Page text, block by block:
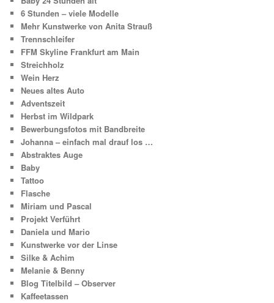
6 Stunden – viele Modelle
Mehr Kunstwerke von Anita Strauß
Trennschleifer
FFM Skyline Frankfurt am Main
Streichholz
Wein Herz
Neues altes Auto
Adventszeit
Herbst im Wildpark
Bewerbungsfotos mit Bandbreite
Johanna – einfach mal drauf los …
Abstraktes Auge
Baby
Tattoo
Flasche
Miriam und Pascal
Projekt Verführt
Daniela und Mario
Kunstwerke vor der Linse
Silke & Achim
Melanie & Benny
Blog Titelbild – Observer
Kaffeetassen